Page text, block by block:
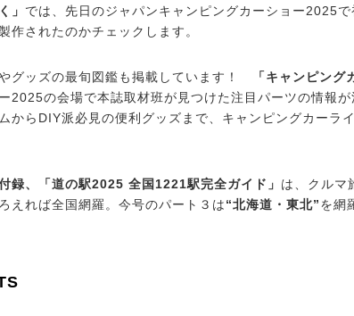
」 では、先日のジャパンキャンピングカーショー2025
作されたのかチェックします。
グッズの最旬図鑑も掲載しています！ 「キャンピング
2025の会場で本誌取材班が見つけた注目パーツの情報
からDIY派必見の便利グッズまで、キャンピングカーラ
録、「道の駅2025 全国1221駅完全ガイド」 は、クルマ
えれば全国網羅。今号のパート３は“北海道・東北”を網